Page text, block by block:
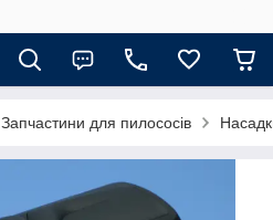
Запчастини для пилососів